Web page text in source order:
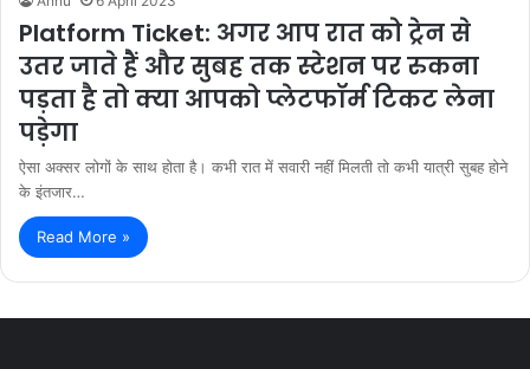
Platform Ticket: अगर आप रात को ट्रेन से
उतर जाते हैं और सुबह तक स्टेशन पर रुकना
पड़ता है तो क्या आपको प्लेटफॉर्म टिकट लेना
पड़ेगा
ऐसा अक्सर लोगों के साथ होता है। कभी रात में सवारी नहीं मिलती तो कभी यात्री सुबह होने
के इंतजार…
Read More »